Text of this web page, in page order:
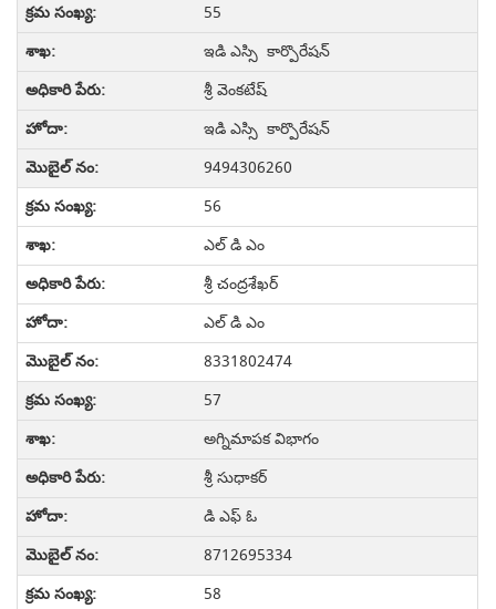
55
ఇడి ఎస్సి కార్పొరేషన్
శ్రీ వెంకటేష్
ఇడి ఎస్సి కార్పొరేషన్
9494306260
56
ఎల్ డి ఎం
శ్రీ చంద్రశేఖర్
ఎల్ డి ఎం
8331802474
57
అగ్నిమాపక విభాగం
శ్రీ సుధాకర్
డి ఎఫ్ ఓ
8712695334
58